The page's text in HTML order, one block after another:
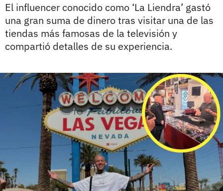
El influencer conocido como ‘La Liendra’ gastó
una gran suma de dinero tras visitar una de las
tiendas más famosas de la televisión y
compartió detalles de su experiencia.